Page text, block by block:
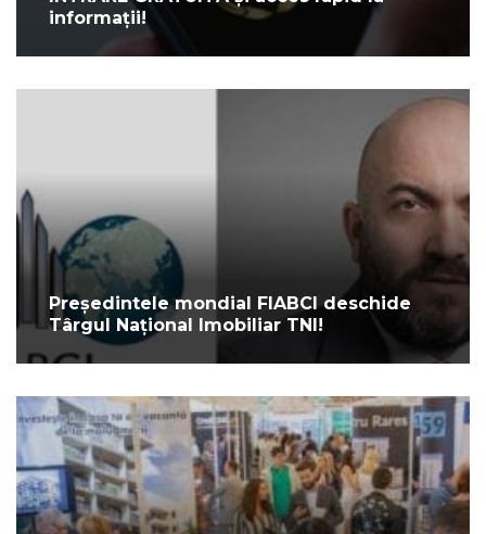
informații!
Președintele mondial FIABCI deschide
Târgul Național Imobiliar TNI!